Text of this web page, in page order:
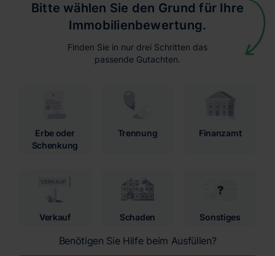
Bitte wählen Sie den Grund für Ihre
Immobilienbewertung.
Finden Sie in nur drei Schritten das
passende Gutachten.
Erbe oder
Schenkung
Trennung Finanzamt
Verkauf Schaden Sonstiges
Benötigen Sie Hilfe beim Ausfüllen?